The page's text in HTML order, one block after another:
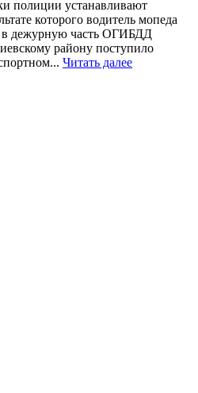
полиции устанавливают
которого водитель мопеда
в дежурную часть ОГИБДД
району поступило
Читать далее